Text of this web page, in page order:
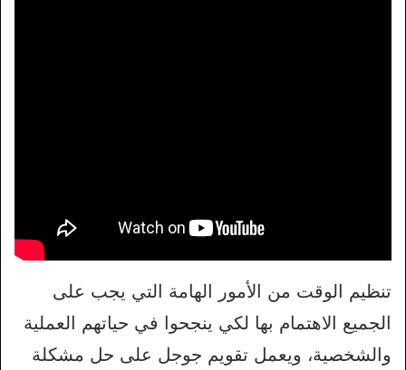
تنظيم الوقت من الأمور الهامة التي يجب على
الجميع الاهتمام بها لكي ينجحوا في حياتهم العملية
والشخصية، ويعمل تقويم جوجل على حل مشكلة